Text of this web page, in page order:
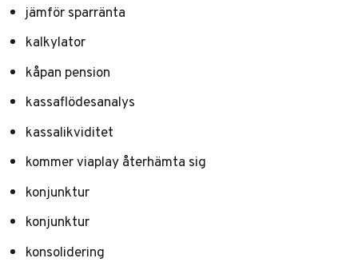
jämför sparränta
kalkylator
kåpan pension
kassaflödesanalys
kassalikviditet
kommer viaplay återhämta sig
konjunktur
konjunktur
konsolidering